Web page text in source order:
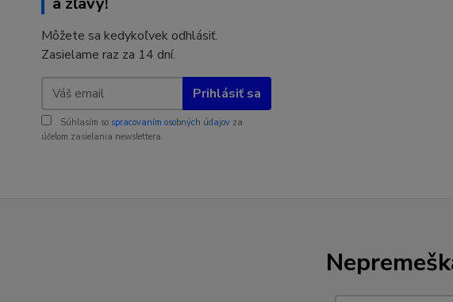
Môžete sa kedykoľvek odhlásiť.
Zasielame raz za 14 dní.
Prihlásiť sa
Súhlasím so spracovaním osobných údajov za
účelom zasielania newslettera.